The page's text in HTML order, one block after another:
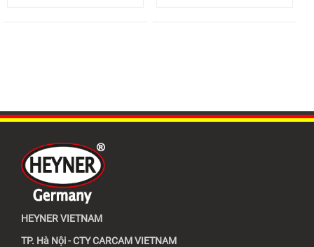
HEYNER VIETNAM
TP. Hà Nội - CTY CARCAM VIETNAM